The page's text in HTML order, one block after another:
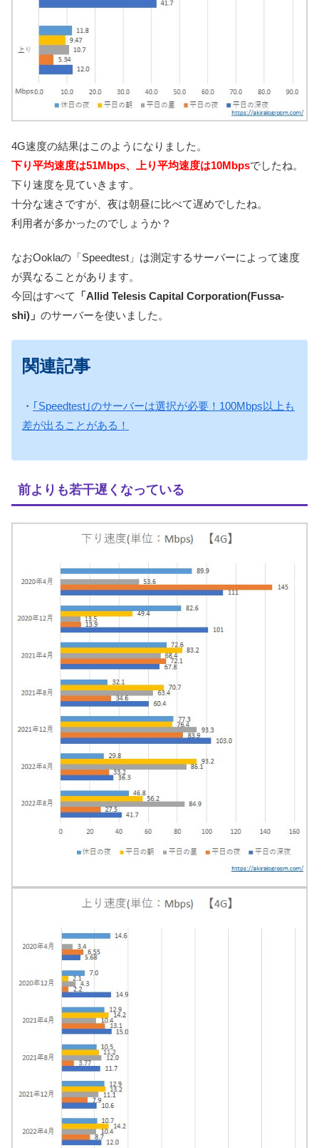
4G速度の結果はこのようになりました。
下り平均速度は51Mbps、上り平均速度は10Mbpsでしたね。
下り速度を見ていきます。
十分な速さですが、夜は朝昼に比べて遅めでしたね。
利用者が多かったのでしょうか？
なおOoklaの「Speedtest」は測定するサーバーによって速度
が異なることがあります。
今回はすべて
「Allid Telesis Capital Corporation(Fussa-
shi)」 のサーバーを使いました。
関連記事
・ ｢Speedtest｣のサーバーは選択が必要！100Mbps以上も
差が出ることがある！
前よりも若干遅くなっている